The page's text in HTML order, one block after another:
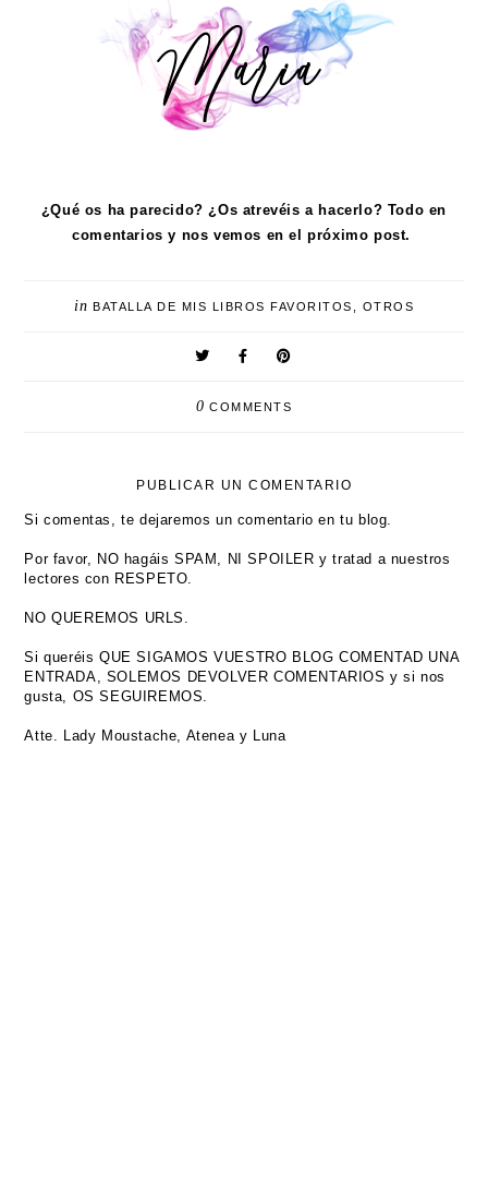
¿Qué os ha parecido? ¿Os atrevéis a hacerlo? Todo en
comentarios y nos vemos en el próximo post.
in BATALLA DE MIS LIBROS FAVORITOS , OTROS
0 COMMENTS
PUBLICAR UN COMENTARIO
Si comentas, te dejaremos un comentario en tu blog.
Por favor, NO hagáis SPAM, NI SPOILER y tratad a nuestros
lectores con RESPETO.
NO QUEREMOS URLS.
Si queréis QUE SIGAMOS VUESTRO BLOG COMENTAD UNA
ENTRADA, SOLEMOS DEVOLVER COMENTARIOS y si nos
gusta, OS SEGUIREMOS.
Atte. Lady Moustache, Atenea y Luna